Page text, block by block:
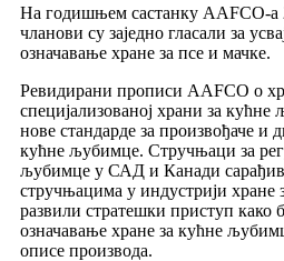
На годишњем састанку AAFCO-а
чланови су заједно гласали за
означавање хране за псе и мачке.
Ревидирани прописи AAFCO о
специјализованој храни за
нове стандарде за произвођаче и
кућне љубимце. Стручњаци за
љубимце у САД и Канади
стручњацима у индустрији хране
развили стратешки приступ како
означавање хране за кућне
описе производа.